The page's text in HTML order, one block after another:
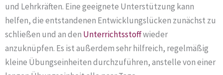
und Lehrkräften. Eine geeignete Unterstützung kann
helfen, die entstandenen Entwicklungslücken zunächst zu
schließen und an den Unterrichtsstoffwieder
anzuknüpfen. Es ist außerdem sehr hilfreich, regelmäßig
kleine Übungseinheiten durchzuführen, anstelle von einer